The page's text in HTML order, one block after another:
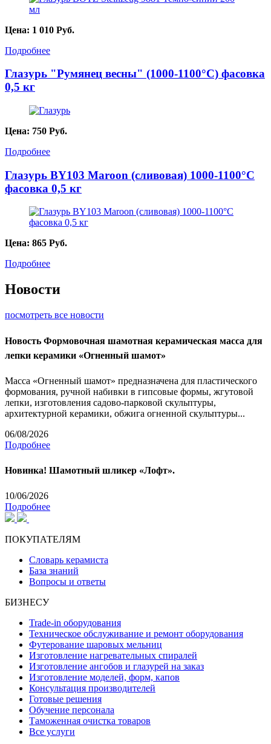
Цена: 1 010 Руб.
Подробнее
Глазурь "Румянец весны" (1000-1100°С) фасовка
0,5 кг
Цена: 750 Руб.
Подробнее
Глазурь BY103 Maroon (сливовая) 1000-1100°С
фасовка 0,5 кг
Цена: 865 Руб.
Подробнее
Новости
посмотреть все новости
Новость Формовочная шамотная керамическая масса для
лепки керамики «Огненный шамот»
Масса «Огненный шамот» предназначена для пластического
формования, ручной набивки в гипсовые формы, жгутовой
лепки, изготовления садово-парковой скульптуры,
архитектурной керамики, обжига огненной скульптуры...
06/08/2026
Подробнее
Новинка! Шамотный шликер «Лофт».
10/06/2026
Подробнее
ПОКУПАТЕЛЯМ
Словарь керамиста
База знаний
Вопросы и ответы
БИЗНЕСУ
Trade-in оборудования
Техническое обслуживание и ремонт оборудования
Футерование шаровых мельниц
Изготовление нагревательных спиралей
Изготовление ангобов и глазурей на заказ
Изготовление моделей, форм, капов
Консультация производителей
Готовые решения
Обучение персонала
Таможенная очистка товаров
Все услуги